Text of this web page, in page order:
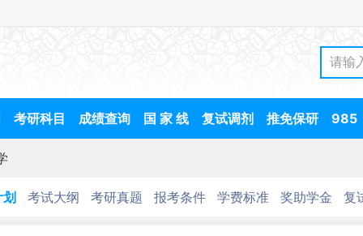
考研科目 成绩查询 国 家 线 复试调剂 推免保研 985
考试大纲 考研真题 报考条件 学费标准 奖助学金 复